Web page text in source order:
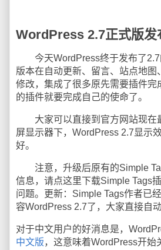
WordPress 2.7正式版发
今天WordPress终于发布了2.7
版本在自动更新、留言、站点地图
修改，集成了很多原先需要插件完
的插件就要完成自己的使命了。
大家可以直接到官方网站现在
屏显示器下，WordPress 2.7显示
好。
注意，升级后原有的Simple
信息，请点这里下载Simple Tags
问题。更新：Simple Tags作者已
容WordPress 2.7了，大家直接自
对于中文用户的好消息是，
中文版，这意味着WordPress开始